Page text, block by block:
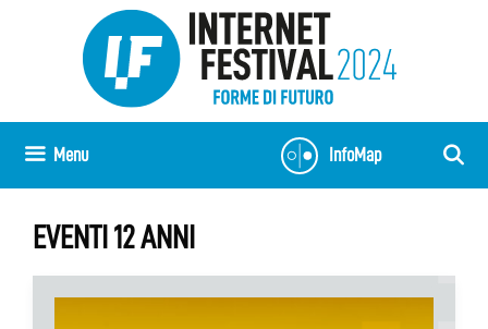
InfoMap
Menu
EVENTI 12 ANNI